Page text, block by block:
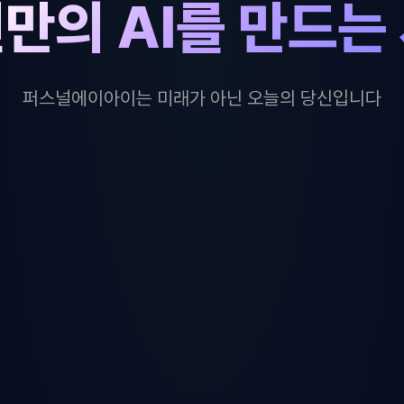
의 AI를 만드는
퍼스널에이아이는 미래가 아닌 오늘의 당신입니다